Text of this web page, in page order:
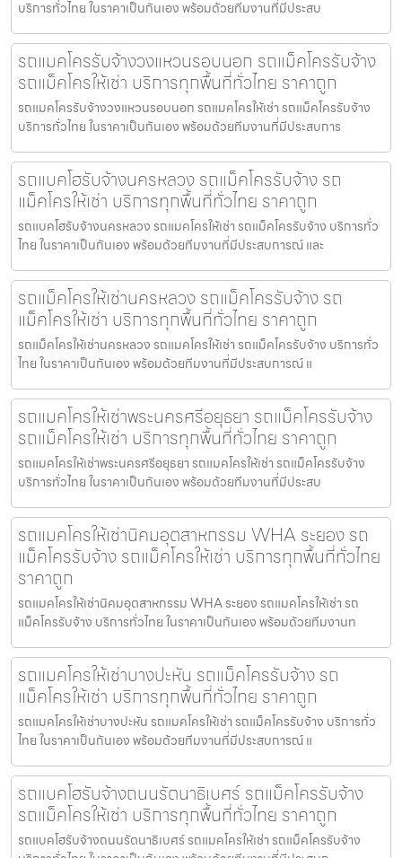
บริการทั่วไทย ในราคาเป็นกันเอง พร้อมด้วยทีมงานที่มีประสบ
รถแมคโครรับจ้างวงแหวนรอบนอก รถแม็คโครรับจ้าง
รถแม็คโครให้เช่า บริการทุกพื้นที่ทั่วไทย ราคาถูก
รถแมคโครรับจ้างวงแหวนรอบนอก รถแมคโครให้เช่า รถแม็คโครรับจ้าง
บริการทั่วไทย ในราคาเป็นกันเอง พร้อมด้วยทีมงานที่มีประสบการ
รถแบคโฮรับจ้างนครหลวง รถแม็คโครรับจ้าง รถ
แม็คโครให้เช่า บริการทุกพื้นที่ทั่วไทย ราคาถูก
รถแบคโฮรับจ้างนครหลวง รถแมคโครให้เช่า รถแม็คโครรับจ้าง บริการทั่ว
ไทย ในราคาเป็นกันเอง พร้อมด้วยทีมงานที่มีประสบการณ์ และ
รถแม็คโครให้เช่านครหลวง รถแม็คโครรับจ้าง รถ
แม็คโครให้เช่า บริการทุกพื้นที่ทั่วไทย ราคาถูก
รถแม็คโครให้เช่านครหลวง รถแมคโครให้เช่า รถแม็คโครรับจ้าง บริการทั่ว
ไทย ในราคาเป็นกันเอง พร้อมด้วยทีมงานที่มีประสบการณ์ แ
รถแมคโครให้เช่าพระนครศรีอยุธยา รถแม็คโครรับจ้าง
รถแม็คโครให้เช่า บริการทุกพื้นที่ทั่วไทย ราคาถูก
รถแมคโครให้เช่าพระนครศรีอยุธยา รถแมคโครให้เช่า รถแม็คโครรับจ้าง
บริการทั่วไทย ในราคาเป็นกันเอง พร้อมด้วยทีมงานที่มีประสบ
รถแมคโครให้เช่านิคมอุตสาหกรรม WHA ระยอง รถ
แม็คโครรับจ้าง รถแม็คโครให้เช่า บริการทุกพื้นที่ทั่วไทย
ราคาถูก
รถแมคโครให้เช่านิคมอุตสาหกรรม WHA ระยอง รถแมคโครให้เช่า รถ
แม็คโครรับจ้าง บริการทั่วไทย ในราคาเป็นกันเอง พร้อมด้วยทีมงานท
รถแมคโครให้เช่าบางปะหัน รถแม็คโครรับจ้าง รถ
แม็คโครให้เช่า บริการทุกพื้นที่ทั่วไทย ราคาถูก
รถแมคโครให้เช่าบางปะหัน รถแมคโครให้เช่า รถแม็คโครรับจ้าง บริการทั่ว
ไทย ในราคาเป็นกันเอง พร้อมด้วยทีมงานที่มีประสบการณ์ แ
รถแบคโฮรับจ้างถนนรัตนาธิเบศร์ รถแม็คโครรับจ้าง
รถแม็คโครให้เช่า บริการทุกพื้นที่ทั่วไทย ราคาถูก
รถแบคโฮรับจ้างถนนรัตนาธิเบศร์ รถแมคโครให้เช่า รถแม็คโครรับจ้าง